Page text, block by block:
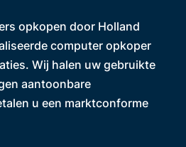
opkopen door Holland
computer opkoper
Wij halen uw gebruikte
aantoonbare
u een marktconforme